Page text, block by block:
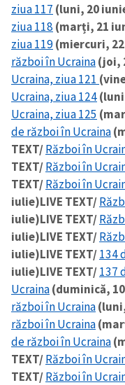
ziua 117 (luni, 20
ziua 118 (marți, 21
ziua 119(miercuri,
război în Ucraina(joi,
Ucraina, ziua 121
Ucraina, ziua 124
Ucraina, ziua 125
de război în Ucraina
TEXT/Război în
TEXT/Război în
TEXT/Război în
iulie)LIVE TEXT/
iulie)LIVE TEXT/
iulie)LIVE TEXT/
iulie)LIVE TEXT/134
iulie)LIVE TEXT/137
Ucraina(duminică,
război în Ucraina
război în Ucraina
de război în Ucraina
TEXT/Război în
TEXT/Război în